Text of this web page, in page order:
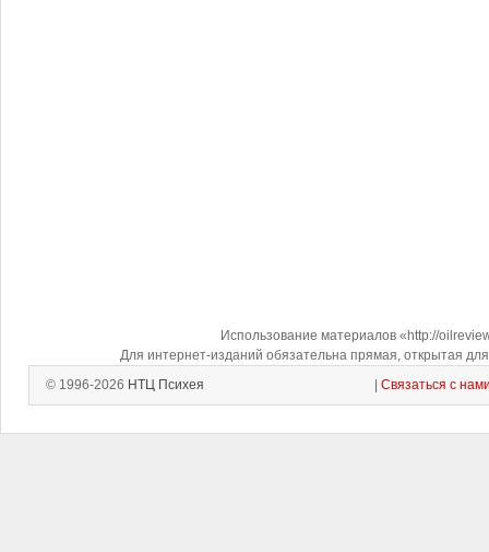
Использование материалов «http://
Для интернет-изданий обязательна прямая, открытая
© 1996-2026 НТЦ Психея Связаться с